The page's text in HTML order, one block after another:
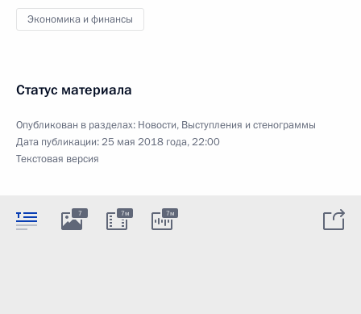
Экономика и финансы
Статус материала
Опубликован в разделах: Новости, Выступления и стенограммы
Дата публикации:25 мая 2018 года, 22:00
Текстовая версия
7 7м 7м